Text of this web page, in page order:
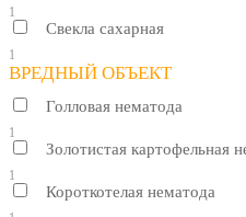
1
Свекла сахарная
1
ВРЕДНЫЙ ОБЪЕКТ
Голловая нематода
1
Золотистая картофельная
1
Короткотелая нематода